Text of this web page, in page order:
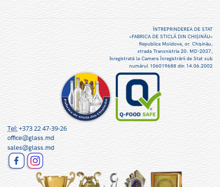
ÎNTREPRINDEREA DE STAT
«FABRICA DE STICLĂ DIN CHIŞINĂU»
Republica Moldova, or. Chişinău,
strada Transnistria 20. MD-2037,
înregistrată la Camera Înregistrării de Stat sub
numărul 106019688 din 14.06.2002
Tel:+373 22 47-39-26
office@glass.md
sales@glass.md